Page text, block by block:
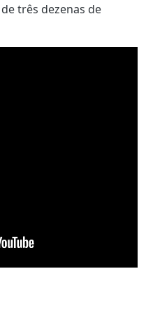
três dezenas de